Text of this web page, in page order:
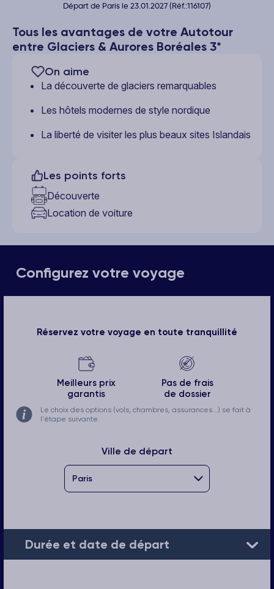
Tous les avantages de votre Autotour
entre Glaciers & Aurores Boréales 3*
On aime
La découverte de glaciers remarquables
Les hôtels modernes de style nordique
La liberté de visiter les plus beaux sites Islandais
Les points forts
Découverte
Location de voiture
Départ de Paris le 23.01.2027 (Réf.:116107)
Configurez votre voyage
Réservez votre voyage en toute tranquillité
Meilleurs prix
garantis
Pas de frais
de dossier
Le choix des options (vols, chambres, assurances...) se fait à
l'étape suivante.
Ville de départ
Durée et date de départ